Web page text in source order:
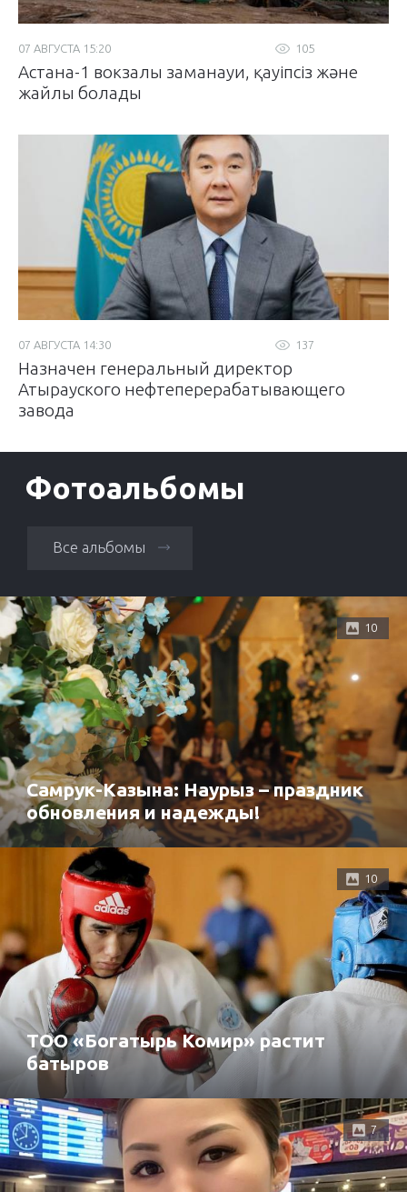
105
07 АВГУСТА 15:20
Астана-1 вокзалы заманауи, қауіпсіз және
жайлы болады
137
07 АВГУСТА 14:30
Назначен генеральный директор
Атырауского нефтеперерабатывающего
завода
Фотоальбомы
Все альбомы
10
Самрук-Казына: Наурыз – праздник
обновления и надежды!
10
ТОО «Богатырь Комир» растит
батыров
7